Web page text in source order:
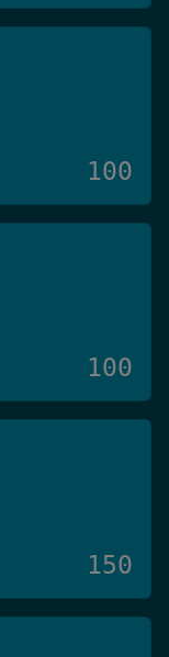
100
100
150